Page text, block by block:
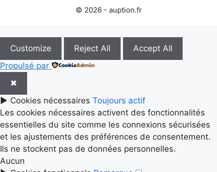
© 2026 - auption.fr
Customize Reject All
Accept All
Propulsé par
✖
► Cookies nécessaires Toujours actif
Les cookies nécessaires activent des fonctionnalités
essentielles du site comme les connexions sécurisées
et les ajustements des préférences de consentement.
Ils ne stockent pas de données personnelles.
Aucun